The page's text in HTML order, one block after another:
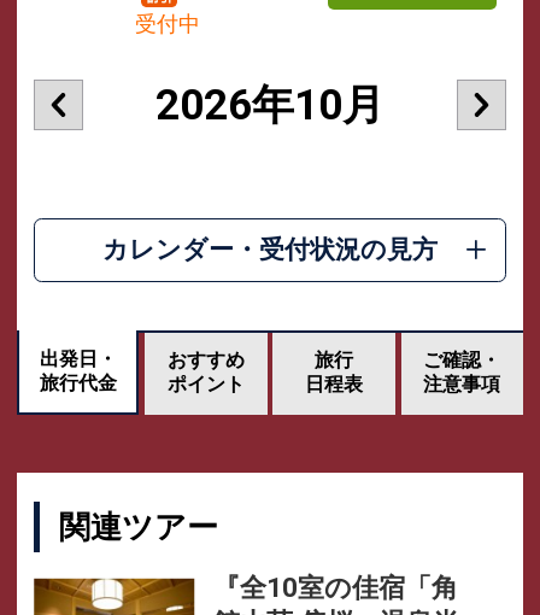
受付中
2026年10月
カレンダー・受付状況の見方
出発日・
旅行代金
おすすめ
ポイント
旅行
日程表
ご確認・
注意事項
関連ツアー
『全10室の佳宿「角